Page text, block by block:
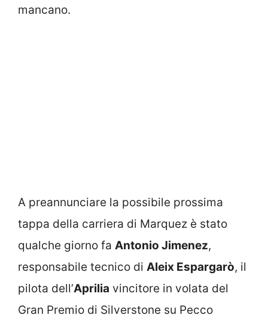
mancano.
A preannunciare la possibile prossima
tappa della carriera di Marquez è stato
qualche giorno fa Antonio Jimenez,
responsabile tecnico di Aleix Espargarò, il
pilota dell’Aprilia vincitore in volata del
Gran Premio di Silverstone su Pecco